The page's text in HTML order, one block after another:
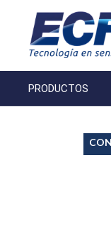
PRODUCTOS